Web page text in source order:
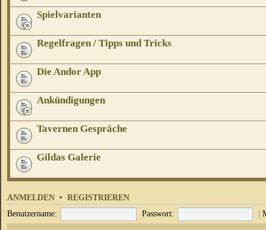
Spielvarianten
Regelfragen / Tipps und Tricks
Die Andor App
Ankündigungen
Tavernen Gespräche
Gildas Galerie
ANMELDEN • REGISTRIEREN
Benutzername: Passwort: |